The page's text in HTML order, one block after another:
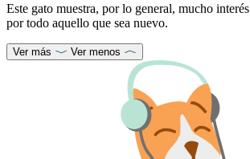
Este gato muestra, por lo general, mucho interés
por todo aquello que sea nuevo.
Ver más Ver menos